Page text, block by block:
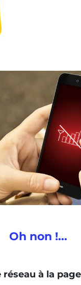
Oh non !...
réseau à la page